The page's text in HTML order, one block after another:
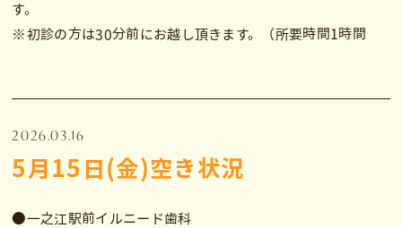
す。
※初診の方は30分前にお越し頂きます。（所要時間1時間
2026.03.16
5月15日(金)空き状況
●一之江駅前イルニード歯科